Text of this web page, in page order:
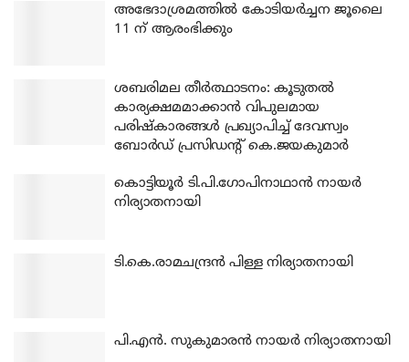
അഭേദാശ്രമത്തില്‍ കോടിയര്‍ച്ചന ജൂലൈ
11 ന് ആരംഭിക്കും
ശബരിമല തീര്‍ത്ഥാടനം: കൂടുതല്‍
കാര്യക്ഷമമാക്കാന്‍ വിപുലമായ
പരിഷ്‌കാരങ്ങള്‍ പ്രഖ്യാപിച്ച് ദേവസ്വം
ബോര്‍ഡ് പ്രസിഡന്റ് കെ.ജയകുമാര്‍
കൊട്ടിയൂര്‍ ടി.പി.ഗോപിനാഥാന്‍ നായര്‍
നിര്യാതനായി
ടി.കെ.രാമചന്ദ്രന്‍ പിള്ള നിര്യാതനായി
പി.എന്‍. സുകുമാരന്‍ നായര്‍ നിര്യാതനായി